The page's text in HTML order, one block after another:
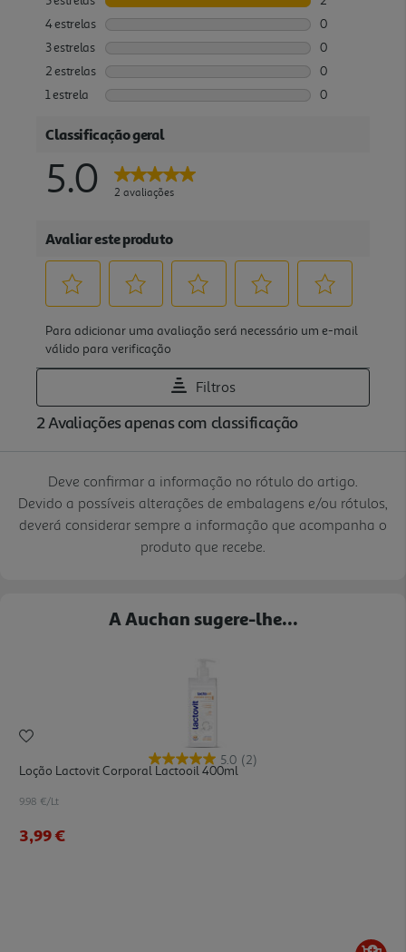
Deve confirmar a informação no rótulo do artigo.
Devido a possíveis alterações de embalagens e/ou rótulos,
deverá considerar sempre a informação que acompanha o
produto que recebe.
A Auchan sugere-lhe...
5.0 (2)
Loção Lactovit Corporal Lactooil 400ml
9.98 €/Lt
3,99 €